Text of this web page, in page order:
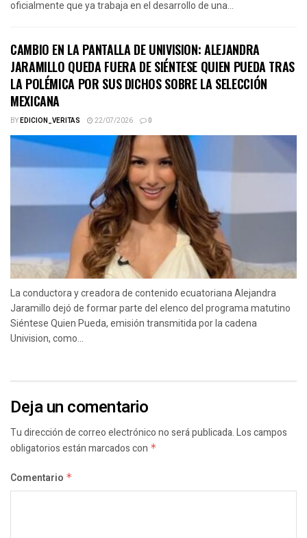
oficialmente que ya trabaja en el desarrollo de una...
CAMBIO EN LA PANTALLA DE UNIVISION: ALEJANDRA
JARAMILLO QUEDA FUERA DE SIÉNTESE QUIEN PUEDA TRAS
LA POLÉMICA POR SUS DICHOS SOBRE LA SELECCIÓN
MEXICANA
BYEDICION_VERITAS 22/07/2026 0
La conductora y creadora de contenido ecuatoriana Alejandra
Jaramillo dejó de formar parte del elenco del programa matutino
Siéntese Quien Pueda, emisión transmitida por la cadena
Univision, como...
Deja un comentario
Tu dirección de correo electrónico no será publicada.Los campos
obligatorios están marcados con *
Comentario *